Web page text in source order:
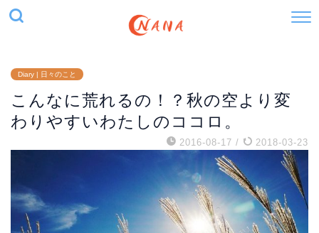
Diary | 日々のこと
こんなに荒れるの！？秋の空より変
わりやすいわたしのココロ。
2016-08-17 / 2018-03-23